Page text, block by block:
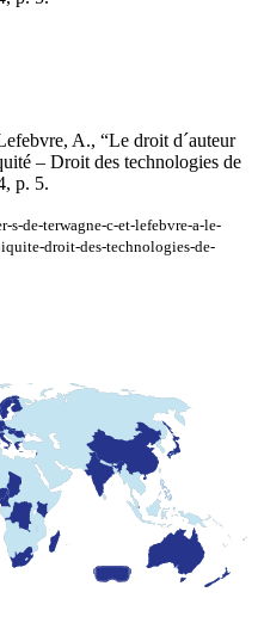
A., “Le droit d´auteur
– Droit des technologies de
p. 5.
de-terwagne-c-et-lefebvre-a-le-
droit-des-technologies-de-